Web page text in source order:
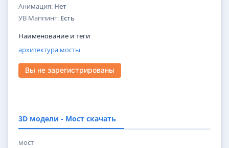
Анимация: Нет
УВ Маппинг: Есть
Наименование и теги
архитектура мосты
Вы не зарегистрированы
3D модели - Мост скачать
мост